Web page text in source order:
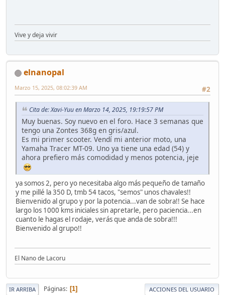
Vive y deja vivir
elnanopal
#2
Marzo 15, 2025, 08:02:39 AM
Cita de: Xavi-Yuu en Marzo 14, 2025, 19:19:57 PM
Muy buenas. Soy nuevo en el foro. Hace 3 semanas que
tengo una Zontes 368g en gris/azul.
Es mi primer scooter. Vendí mi anterior moto, una
Yamaha Tracer MT-09. Uno ya tiene una edad (54) y
ahora prefiero más comodidad y menos potencia, jeje
ya somos 2, pero yo necesitaba algo más pequeño de tamaño
y me pillé la 350 D, tmb 54 tacos, "semos" unos chavales!!
Bienvenido al grupo y por la potencia...van de sobra!! Se hace
largo los 1000 kms iniciales sin apretarle, pero paciencia...en
cuanto le hagas el rodaje, verás que anda de sobra!!!
Bienvenido al grupo!!
El Nano de Lacoru
IR ARRIBA Páginas 1 ACCIONES DEL USUARIO